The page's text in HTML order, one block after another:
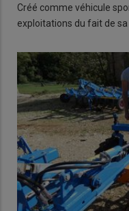
Créé comme véhicule
exploitations du fait de sa